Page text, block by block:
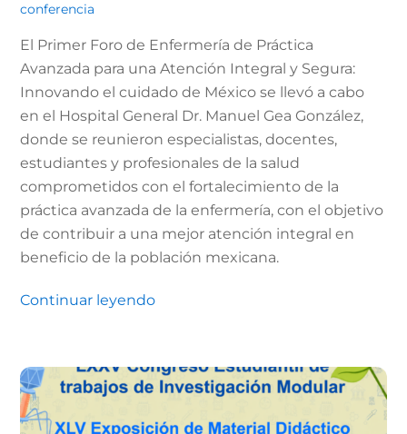
conferencia
El Primer Foro de Enfermería de Práctica
Avanzada para una Atención Integral y Segura:
Innovando el cuidado de México se llevó a cabo
en el Hospital General Dr. Manuel Gea González,
donde se reunieron especialistas, docentes,
estudiantes y profesionales de la salud
comprometidos con el fortalecimiento de la
práctica avanzada de la enfermería, con el objetivo
de contribuir a una mejor atención integral en
beneficio de la población mexicana.
Continuar leyendo